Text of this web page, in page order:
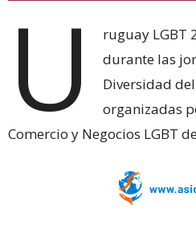
U
ruguay LGBT
durante las
Diversidad
organizadas
Comercio y Negocios LGBT